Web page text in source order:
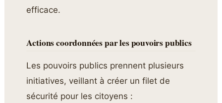
efficace.
Actions coordonnées par les pouvoirs publics
Les pouvoirs publics prennent plusieurs
initiatives, veillant à créer un filet de
sécurité pour les citoyens :